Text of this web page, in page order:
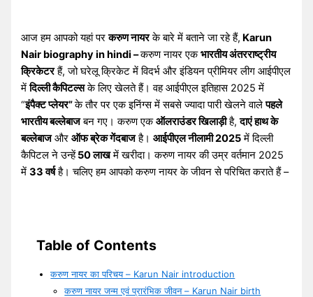
आज हम आपको यहां परकरुण नायरके बारे में बताने जा रहे हैं, Karun
Nair biography in hindi –करुण नायर एकभारतीय अंतरराष्ट्रीय
क्रिकेटरहैं, जो घरेलू क्रिकेट में विदर्भ और इंडियन प्रीमियर लीग आईपीएल
मेंदिल्ली कैपिटल्सके लिए खेलते हैं। वह आईपीएल इतिहास 2025 में
“इंपैक्ट प्लेयर”के तौर पर एक इनिंग्स में सबसे ज्यादा पारी खेलने वालेपहले
भारतीय बल्लेबाजबन गए। करुण एकऑलराउंडर खिलाड़ीहै,दाएं हाथ के
बल्लेबाजऔरऑफ ब्रेक गेंदबाजहै।आईपीएल नीलामी 2025में दिल्ली
कैपिटल ने उन्हें50 लाखमें खरीदा। करुण नायर की उम्र वर्तमान 2025
में33 वर्षहै। चलिए हम आपको करुण नायर के जीवन से परिचित कराते हैं –
Table of Contents
करुण नायर का परिचय – Karun Nair introduction
करुण नायर जन्म एवं प्रारंभिक जीवन – Karun Nair birth